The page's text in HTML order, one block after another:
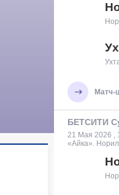
Матч-
БЕТСИТИ
21 Мая 2026 ,
«Айка».